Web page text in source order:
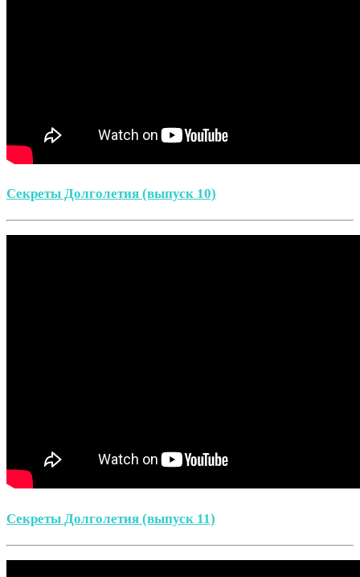
Секреты Долголетия (выпуск 10)
Секреты Долголетия (выпуск 11)